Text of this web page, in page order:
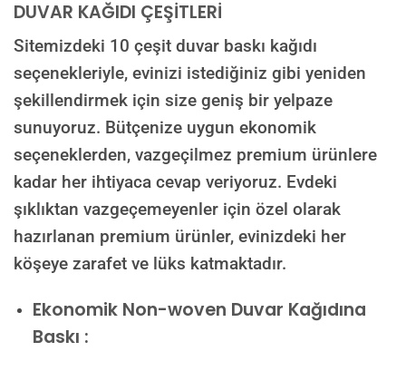
DUVAR KAĞIDI ÇEŞİTLERİ
Sitemizdeki 10 çeşit duvar baskı kağıdı
seçenekleriyle, evinizi istediğiniz gibi yeniden
şekillendirmek için size geniş bir yelpaze
sunuyoruz. Bütçenize uygun ekonomik
seçeneklerden, vazgeçilmez premium ürünlere
kadar her ihtiyaca cevap veriyoruz. Evdeki
şıklıktan vazgeçemeyenler için özel olarak
hazırlanan premium ürünler, evinizdeki her
köşeye zarafet ve lüks katmaktadır.
Ekonomik Non-woven Duvar Kağıdına
Baskı :